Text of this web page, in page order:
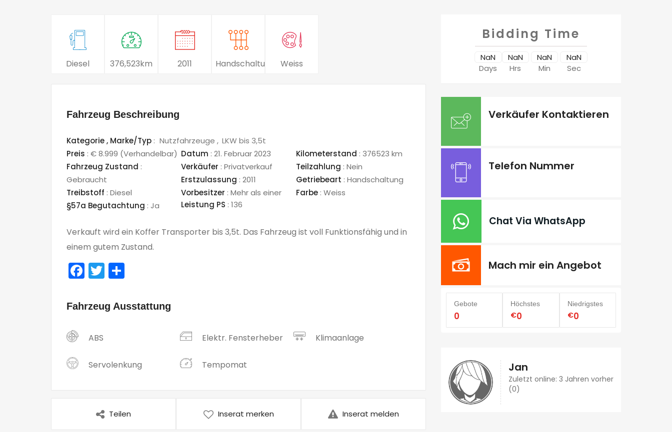
Diesel 376,523km 2011 Handschaltung Weiss
Fahrzeug Beschreibung
Kategorie , Marke/Typ : Nutzfahrzeuge
LKW bis 3,5t
Preis : € 8.999 (Verhandelbar) Datum : 21. Februar 2023 Kilometerstand : 376523 km
Fahrzeug Zustand :
Gebraucht
Verkäufer : Privatverkauf Teilzahlung : Nein
Erstzulassung : 2011 Getriebeart : Handschaltung
Treibstoff : Diesel Vorbesitzer : Mehr als einer Farbe: Weiss
§57a Begutachtung : Ja Leistung PS : 136
Verkauft wird ein Koffer Transporter bis 3,5t. Das Fahrzeug ist voll Funktionsfähig und in
einem gutem Zustand.
Facebook
Twitter
Fahrzeug Ausstattung
ABS Elektr. Fensterheber Klimaanlage
Servolenkung Tempomat
Teilen Inserat merken Inserat melden
Bidding Time
NaN
Days
NaN
Hrs
NaN
Min
NaN
Sec
Verkäufer Kontaktieren
Telefon Nummer
Chat Via WhatsApp
Mach mir ein Angebot
Gebote
0
Höchstes
€0
Niedrigstes
€0
Jan
Zuletzt online: 3 Jahren vorher
(0)